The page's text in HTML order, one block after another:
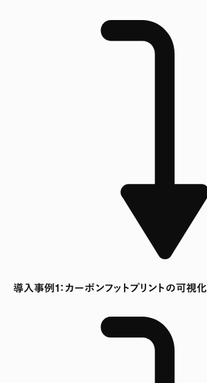
導入事例1：カーボンフットプリントの可視化